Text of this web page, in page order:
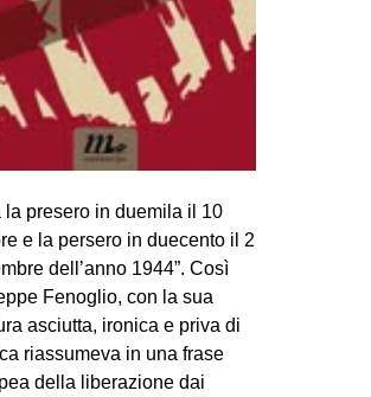
MOBILITAZIONI
SPAZI
SPORT POPOLARE
MOVIMENTI
ANTIFASCISMO
DIRITTO ALL’ABITARE
GENERI
MIGRAZIONI
la presero in duemila il 10
e la persero in duecento il 2
dell’anno 1944”. Così
Fenoglio, con la sua
asciutta, ironica e priva di
riassumeva in una frase
della liberazione dai